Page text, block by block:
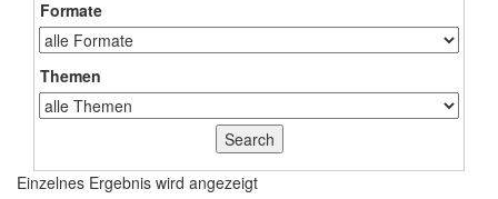
Formate
Themen
Einzelnes Ergebnis wird angezeigt